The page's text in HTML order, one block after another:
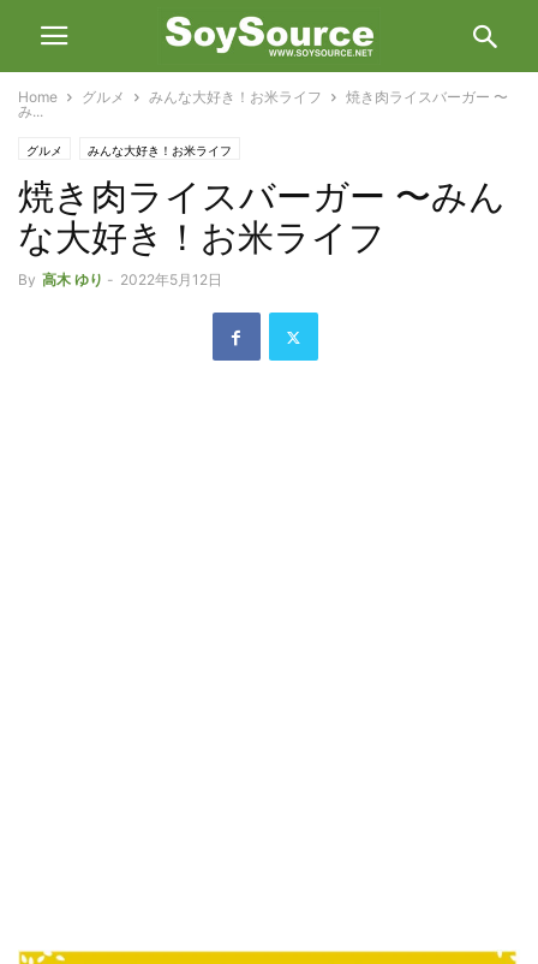
Home グルメ みんな大好き！お米ライフ
焼き肉ライスバーガー 〜
み...
グルメ みんな大好き！お米ライフ
焼き肉ライスバーガー 〜みん
な大好き！お米ライフ
By 高木 ゆり - 2022年5月12日